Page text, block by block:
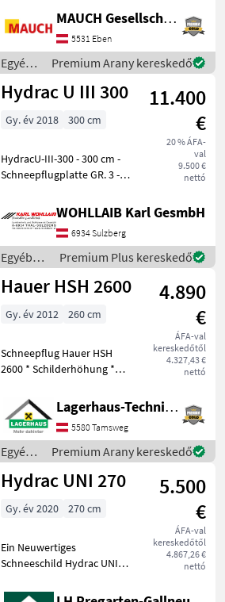
kb. 660 kg; MAGÁNELADÁS!!
lemezes gyorscsatlakozó,
Hótoló pajzs élei: Hótoló a
MAUCH Gesellschaft m.b.H. & Co.KG, Eben
5531 Eben
Egyéb
traktor
tartozékok
Schmidt
Premium Arany kereskedő
Hydrac U III 300
11.400
€
20 % ÁFA-
val
9.500 €
nettó
Gy. év 2018 300 cm
HydracU-III-300 - 300 cm -
Schneepflugplatte GR. 3 -
Beleuchtungsanlage -
Schutzplane - Hydraulische
Seitenverste
WOHLLAIB Karl GesmbH
6934 Sulzberg
Egyéb
traktor
tartozékok
Premium Plus kereskedő
Hauer HSH 2600
4.890
€
ÁFA-val
kereskedőtől
4.327,43 €
nettó
Gy. év 2012 260 cm
Schneepflug Hauer HSH
2600 * Schilderhöhung *
* hydr. Verstellung Das
Verkaufsteam der
Lagerhaus Technik freut
sich auf Ihre Anfrag
Lagerhaus-Technik Tamsweg
5580 Tamsweg
Egyéb
traktor
tartozékok
Premium Arany kereskedő
Hydrac UNI 270
5.500
€
ÁFA-val
kereskedőtől
4.867,26 €
nettó
Gy. év 2020 270 cm
Ein Neuwertiges
Schneeschild Hydrac UNI
wurde nur 1x verwendet